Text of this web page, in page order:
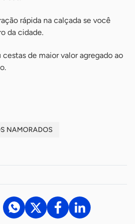
rápida na calçada se você
da cidade.
de maior valor agregado ao
NAMORADOS